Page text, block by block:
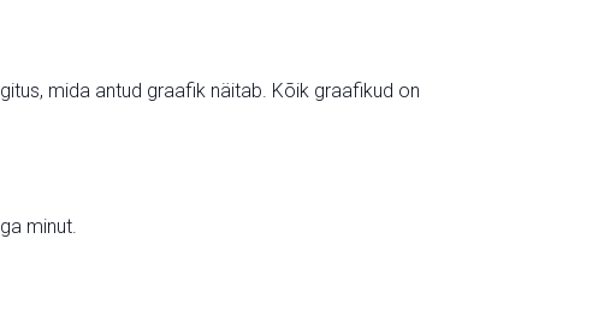
mida antud graafik näitab. Kõik graafikud on
minut.